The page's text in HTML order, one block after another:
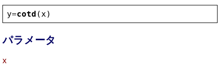
y=cotd ( x )
パラメータ
x